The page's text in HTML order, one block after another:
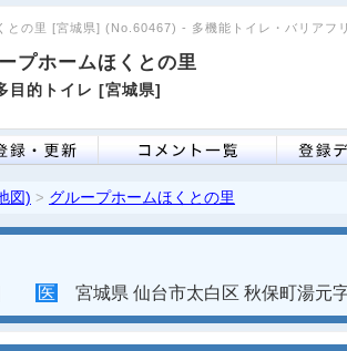
との里 [宮城県] (No.60467) - 多機能トイレ・バリアフ
プホームほくとの里
目的トイレ [宮城県]
図) > グループホームほくとの里
医 宮城県 仙台市太白区 秋保町湯元